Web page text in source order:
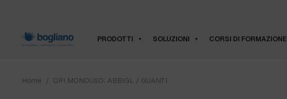
PRODOTTI SOLUZIONI CORSI DI FORMAZIONE
Home / DPI MONOUSO: ABBIGL / GUANTI